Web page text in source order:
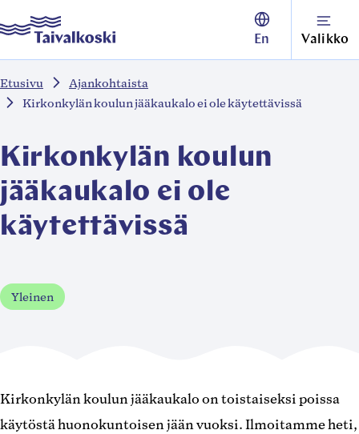
Siirry
suoraan
↓
Taivalkoski
En Valikko
Etusivu
Ajankohtaista
Kirkonkylän koulun jääkaukalo ei ole käytettävissä
Kirkonkylän koulun
jääkaukalo ei ole
käytettävissä
Yleinen
Kirkonkylän koulun jääkaukalo on toistaiseksi poissa
käytöstä huonokuntoisen jään vuoksi. Ilmoitamme heti,